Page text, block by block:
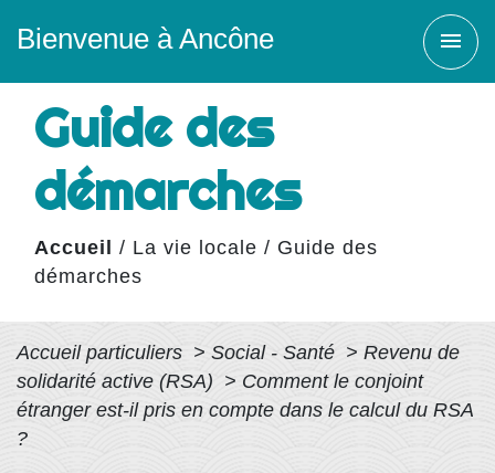
Bienvenue à Ancône menu
Guide des
démarches
Accueil / La vie locale / Guide des
démarches
Accueil particuliers > Social - Santé > Revenu de
solidarité active (RSA) > Comment le conjoint
étranger est-il pris en compte dans le calcul du RSA
?